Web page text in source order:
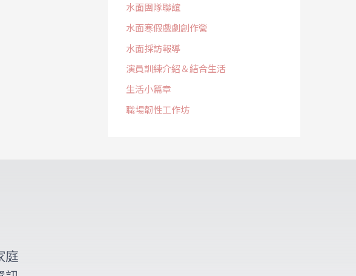
水面團隊聯誼
水面寒假戲劇創作營
水面採訪報導
演員訓練介紹＆結合生活
生活小篇章
職場韌性工作坊
庭